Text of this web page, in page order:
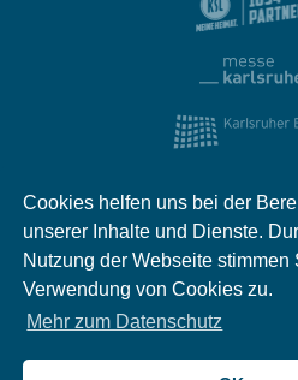
Cookies helfen uns bei der
unserer Inhalte und Dienste.
Nutzung der Webseite stimmen
Verwendung von Cookies zu.
Mehr zum Datenschutz
Impressum Kontakt